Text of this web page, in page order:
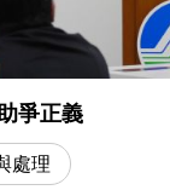
爭正義
處理